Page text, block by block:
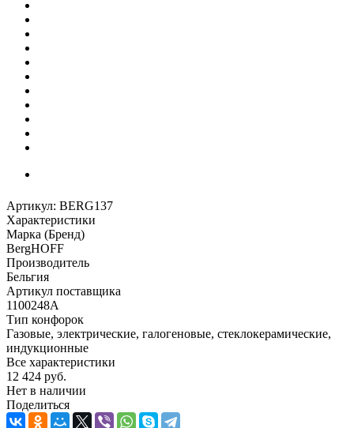
Артикул: BERG137
Характеристики
Марка (Бренд)
BergHOFF
Производитель
Бельгия
Артикул поставщика
1100248A
Тип конфорок
Газовые, электрические, галогеновые, стеклокерамические,
индукционные
Все характеристики
12 424 руб.
Нет в наличии
Поделиться